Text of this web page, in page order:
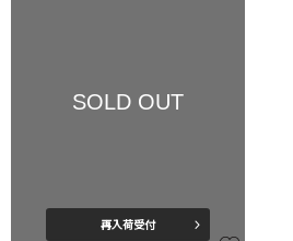
SOLD OUT
再入荷受付